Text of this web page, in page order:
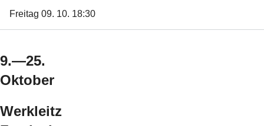
Freitag 09. 10. 18:30
9.—25.
Oktober
Werkleitz